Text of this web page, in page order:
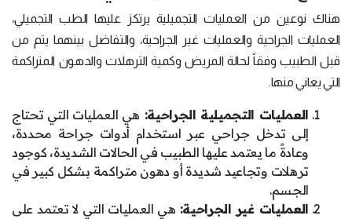
هناك نوعين من العمليات التجميلية يرتكز عليها الطب التجميلي،
العمليات الجراحية والعمليات غير الجراحية، والتفاضل بينهما يتم من
قبل الطبيب وفقاً لحالة المريض وكمية الترهلات والدهون المتراكمة
التي يعاني منها.
العمليات التجميلية الجراحية: هي العمليات التي تحتاج
إلى تدخل جراحي عبر استخدام أدوات جراحة محددة،
وعادةً ما يعتمد عليها الطبيب في الحالات الشديدة، كوجود
ترهلات وتجاعيد شديدة أو دهون متراكمة بشكل كبير في
الجسم.
العمليات غير الجراحية: هي العمليات التي لا تعتمد على